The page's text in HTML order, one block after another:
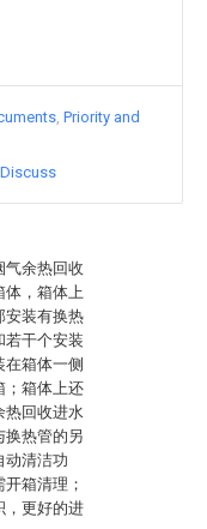
气余热回收
体，箱体上
安装有换热
若干个安装
箱体一侧
；箱体上还
热回收进水
换热管的另
动清洁功
箱清理；
，更好的进
Priority and
Discuss